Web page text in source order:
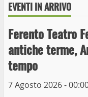
EVENTI IN ARRIVO
Ferento Teatro
antiche terme,
tempo
7 Agosto 2026 - 9